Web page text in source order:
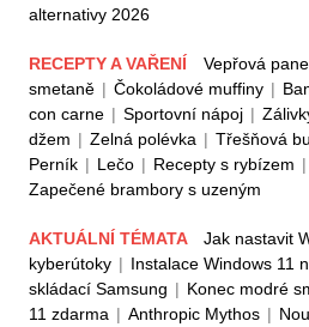
alternativy 2026
RECEPTY A VAŘENÍ Vepřová
smetaně | Čokoládové muffiny |
con carne | Sportovní nápoj |
džem | Zelná polévka | Třešňová
Perník | Lečo | Recepty s rybízem |
Zapečené brambory s uzeným
AKTUÁLNÍ TÉMATA Jak nastavit
kyberútoky | Instalace Windows 11
skládací Samsung | Konec modré
11 zdarma | Anthropic Mythos |